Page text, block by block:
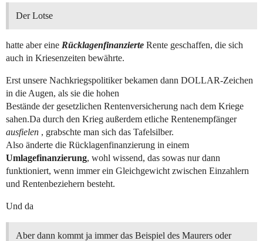
Der Lotse
hatte aber eine Rücklagenfinanzierte Rente geschaffen, die sich
auch in Kriesenzeiten bewährte.
Erst unsere Nachkriegspolitiker bekamen dann DOLLAR-Zeichen
in die Augen, als sie die hohen
Bestände der gesetzlichen Rentenversicherung nach dem Kriege
sahen.Da durch den Krieg außerdem etliche Rentenempfänger
ausfielen , grabschte man sich das Tafelsilber.
Also änderte die Rücklagenfinanzierung in einem
Umlagefinanzierung, wohl wissend, das sowas nur dann
funktioniert, wenn immer ein Gleichgewicht zwischen Einzahlern
und Rentenbeziehern besteht.
Und da
Aber dann kommt ja immer das Beispiel des Maurers oder